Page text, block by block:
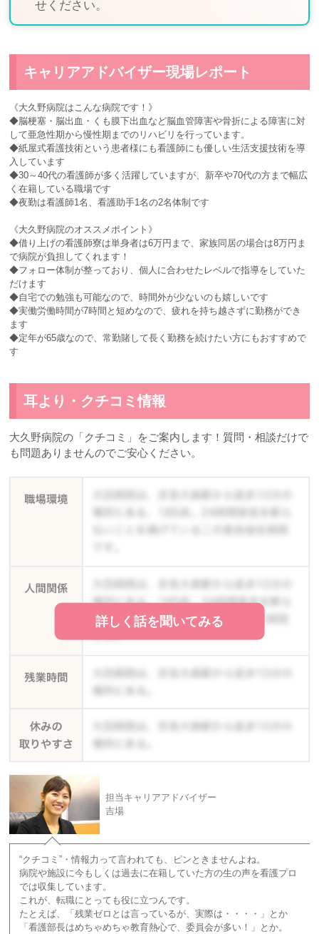
せください。
キャリアアドバイザー現場レポート
《大久野病院はこんな病院です！》
◆脳梗塞・脳出血・くも膜下出血など脳血管障害や骨折による障害に対
して亜急性期から慢性期までのリハビリを行っています。
◆紙屋式看護技術という患者様にも看護師にも優しい生活支援技術を導
入しています
◆30～40代の看護師が多く活躍していますが、新卒や70代の方まで幅広
く在籍している職場です
◆夜勤は看護師1名、看護助手1名の2名体制です
《大久野病院のオススメポイント》
◆借り上げの看護師寮は単身者は6万円まで、家族同居の場合は8万円ま
で病院が負担してくれます！
◆フォロー体制が整っており、個人に合わせたレベルで指導をしていた
だけます
◆自宅での勉強も可能なので、時間外が少ないのも嬉しいです
◆実働労働時間が7時間と短めなので、疲れを持ち越さずに勤務ができ
ます
◆定年が65歳なので、常勤賭して長く勤務を続けたい方にもおすすめで
す
耳より・クチコミ情報
大久野病院の「クチコミ」をご案内します！質問・相談だけで
も問題ありませんのでご安心ください。
詳しく話を聞いてみる
担当キャリアアドバイザー
吉場
“クチコミ”・情報力って言われても、ピンときませんよね。
病院や施設に今もしくは過去に在籍していた方の生の声を看護プロ
では収集しています。
これが、転職にとっても役に立つんです。
たとえば、「残業ゼロとは言っているが、実際は・・・・」とか
「看護部長はめちゃめちゃ教育熱心で、委員会が多い！」とか。